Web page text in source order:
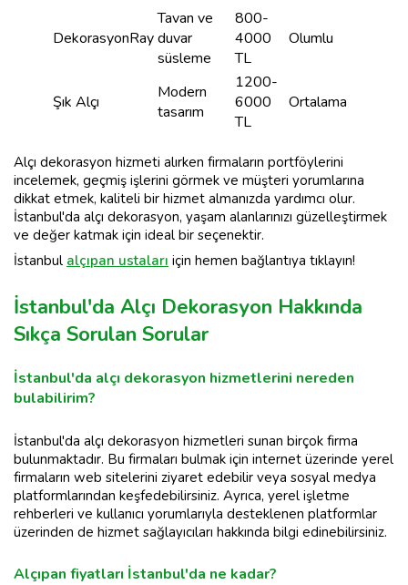
DekorasyonRay
Tavan ve
duvar
süsleme
800-
4000
TL
Olumlu
Şık Alçı
Modern
tasarım
1200-
6000
TL
Ortalama
Alçı dekorasyon hizmeti alırken firmaların portföylerini
incelemek, geçmiş işlerini görmek ve müşteri yorumlarına
dikkat etmek, kaliteli bir hizmet almanızda yardımcı olur.
İstanbul'da alçı dekorasyon, yaşam alanlarınızı güzelleştirmek
ve değer katmak için ideal bir seçenektir.
İstanbul alçıpan ustaları için hemen bağlantıya tıklayın!
İstanbul'da Alçı Dekorasyon Hakkında
Sıkça Sorulan Sorular
İstanbul'da alçı dekorasyon hizmetlerini nereden
bulabilirim?
İstanbul'da alçı dekorasyon hizmetleri sunan birçok firma
bulunmaktadır. Bu firmaları bulmak için internet üzerinde yerel
firmaların web sitelerini ziyaret edebilir veya sosyal medya
platformlarından keşfedebilirsiniz. Ayrıca, yerel işletme
rehberleri ve kullanıcı yorumlarıyla desteklenen platformlar
üzerinden de hizmet sağlayıcıları hakkında bilgi edinebilirsiniz.
Alçıpan fiyatları İstanbul'da ne kadar?